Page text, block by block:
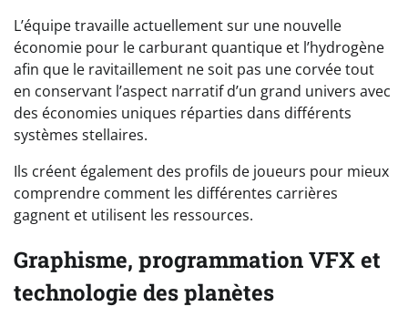
L’équipe travaille actuellement sur une nouvelle
économie pour le carburant quantique et l’hydrogène
afin que le ravitaillement ne soit pas une corvée tout
en conservant l’aspect narratif d’un grand univers avec
des économies uniques réparties dans différents
systèmes stellaires.
Ils créent également des profils de joueurs pour mieux
comprendre comment les différentes carrières
gagnent et utilisent les ressources.
Graphisme, programmation VFX et
technologie des planètes